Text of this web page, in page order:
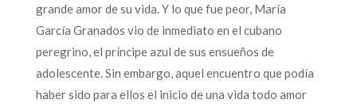
grande amor de su vida. Y lo que fue peor, María
García Granados vio de inmediato en el cubano
peregrino, el príncipe azul de sus ensueños de
adolescente. Sin embargo, aquel encuentro que podía
haber sido para ellos el inicio de una vida todo amor